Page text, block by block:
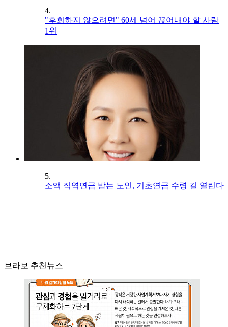
4.
"후회하지 않으려면" 60세 넘어 끊어내야 할 사람
1위
5.
소액 직역연금 받는 노인, 기초연금 수령 길 열린다
브라보 추천뉴스